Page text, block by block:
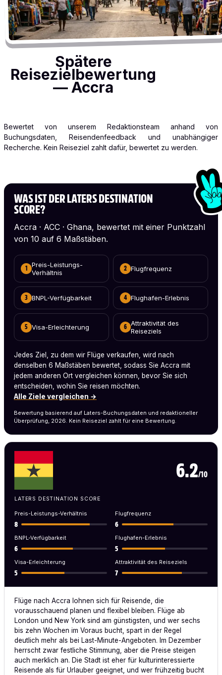
Spätere
Reisezielbewertung
— Accra
Bewertet von unserem Redaktionsteam anhand von
Buchungsdaten, Reisendenfeedback und unabhängiger
Recherche. Kein Reiseziel zahlt dafür, bewertet zu werden.
WAS IST DER LATERS DESTINATION
SCORE?
Accra · ACC · Ghana, bewertet mit einer Punktzahl
von 10 auf 6 Maßstäben.
1
Preis-Leistungs-
Verhältnis
2 Flugfrequenz
3 BNPL-Verfügbarkeit 4 Flughafen-Erlebnis
5 Visa-Erleichterung 6
Attraktivität des
Reiseziels
Jedes Ziel, zu dem wir Flüge verkaufen, wird nach
denselben 6 Maßstäben bewertet, sodass Sie Accra mit
jedem anderen Ort vergleichen können, bevor Sie sich
entscheiden, wohin Sie reisen möchten.
Alle Ziele vergleichen →
Bewertung basierend auf Laters-Buchungsdaten und redaktioneller
Überprüfung, 2026. Kein Reiseziel zahlt für eine Bewertung.
6.2/10
LATERS DESTINATION SCORE
Preis-Leistungs-Verhältnis
8
Flugfrequenz
6
BNPL-Verfügbarkeit
6
Flughafen-Erlebnis
5
Visa-Erleichterung
5
Attraktivität des Reiseziels
7
Flüge nach Accra lohnen sich für Reisende, die
vorausschauend planen und flexibel bleiben. Flüge ab
London und New York sind am günstigsten, und wer sechs
bis zehn Wochen im Voraus bucht, spart in der Regel
deutlich mehr als bei Last-Minute-Angeboten. Im Dezember
herrscht zwar festliche Stimmung, aber die Preise steigen
auch merklich an. Die Stadt ist eher für kulturinteressierte
Reisende als für Urlauber geeignet, und wer frühzeitig bucht